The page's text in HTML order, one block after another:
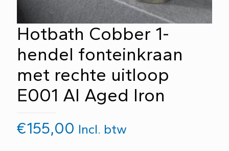
Hotbath Cobber 1-
hendel fonteinkraan
met rechte uitloop
E001 AI Aged Iron
€155,00 Incl. btw